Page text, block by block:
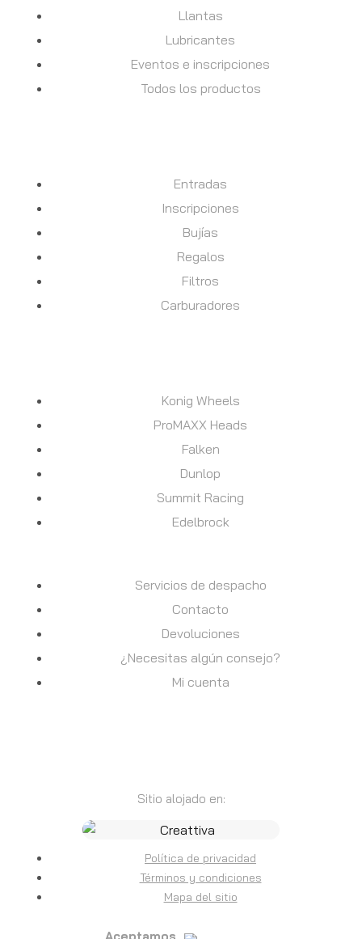
Llantas
Lubricantes
Eventos e inscripciones
Todos los productos
Entradas
Inscripciones
Bujías
Regalos
Filtros
Carburadores
Konig Wheels
ProMAXX Heads
Falken
Dunlop
Summit Racing
Edelbrock
Servicios de despacho
Contacto
Devoluciones
¿Necesitas algún consejo?
Mi cuenta
Sitio alojado en:
Política de privacidad
Términos y condiciones
Mapa del sitio